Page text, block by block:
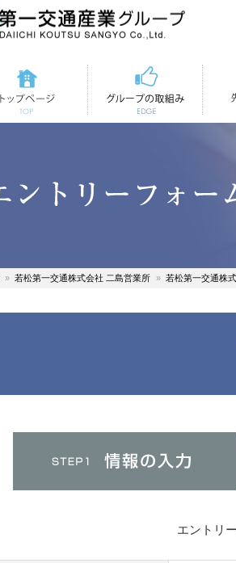
トップページ 第一交通の取組み
若松第一交通株式会社 二島営業所 若松第一交通株
エントリ